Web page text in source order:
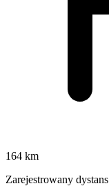
164 km
Zarejestrowany dystans